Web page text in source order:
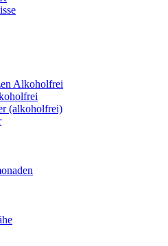
Alkoholfrei
(alkoholfrei)